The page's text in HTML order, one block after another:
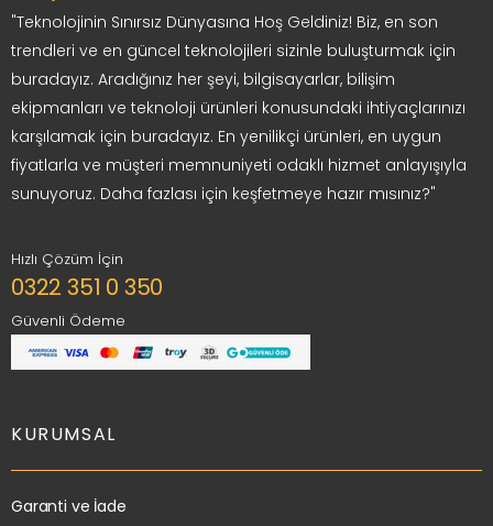
"Teknolojinin Sınırsız Dünyasına Hoş Geldiniz! Biz, en son
trendleri ve en güncel teknolojileri sizinle buluşturmak için
buradayız. Aradığınız her şeyi, bilgisayarlar, bilişim
ekipmanları ve teknoloji ürünleri konusundaki ihtiyaçlarınızı
karşılamak için buradayız. En yenilikçi ürünleri, en uygun
fiyatlarla ve müşteri memnuniyeti odaklı hizmet anlayışıyla
sunuyoruz. Daha fazlası için keşfetmeye hazır mısınız?"
Hızlı Çözüm İçin
0322 351 0 350
Güvenli Ödeme
KURUMSAL
Garanti ve İade